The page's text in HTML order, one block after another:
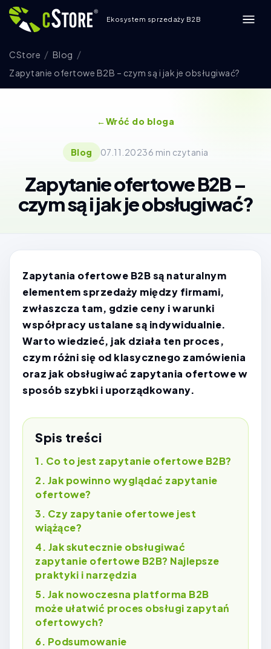
Ekosystem sprzedaży B2B
CStore
Blog
Zapytanie ofertowe B2B – czym są i jak je obsługiwać?
←Wróć do bloga
Blog 07.11.20236 min czytania
Zapytanie ofertowe B2B –
czym są i jak je obsługiwać?
Zapytania ofertowe B2B są naturalnym
elementem sprzedaży między firmami,
zwłaszcza tam, gdzie ceny i warunki
współpracy ustalane są indywidualnie.
Warto wiedzieć, jak działa ten proces,
czym różni się od klasycznego zamówienia
oraz jak obsługiwać zapytania ofertowe w
sposób szybki i uporządkowany.
Spis treści
Co to jest zapytanie ofertowe B2B?
Jak powinno wyglądać zapytanie
ofertowe?
Czy zapytanie ofertowe jest
wiążące?
Jak skutecznie obsługiwać
zapytanie ofertowe B2B? Najlepsze
praktyki i narzędzia
Jak nowoczesna platforma B2B
może ułatwić proces obsługi zapytań
ofertowych?
Podsumowanie